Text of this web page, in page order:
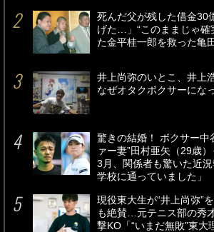
死んだ父が残した借金30
げた…」“このままじゃ確
た金平桂一郎を救った亀
井上尚弥のいとこ、井上
なぜオタクボクサーにな
驚きの結婚！ ボクサー中
ァー妻”田村亜矢（29歳
3月、関係者も驚いた近
学校に通っていました」
現役東大生が“井上尚弥”
も絶賛…元テニス部の秀
撃KO「“いまだ無敗”東大